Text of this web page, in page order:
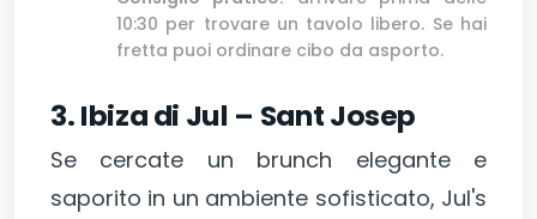
10:30 per trovare un tavolo libero. Se hai
fretta puoi ordinare cibo da asporto.
3. Ibiza di Jul – Sant Josep
Se cercate un brunch elegante e
saporito in un ambiente sofisticato, Jul's